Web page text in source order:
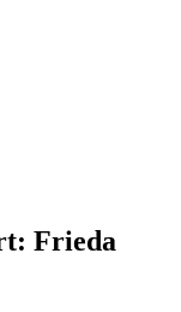
Frieda